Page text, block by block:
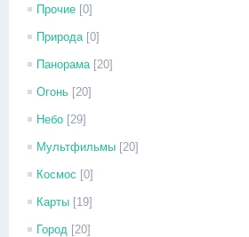
Прочие [0]
Природа [0]
Панорама [20]
Огонь [20]
Небо [29]
Мультфильмы [20]
Космос [0]
Карты [19]
Город [20]